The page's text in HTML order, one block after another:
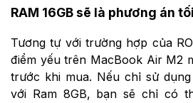
RAM 16GB sẽ là phương án
Tương tự với trường hợp của
điểm yếu trên MacBook Air M2
trước khi mua. Nếu chỉ sử
với Ram 8GB, bạn sẽ chỉ có